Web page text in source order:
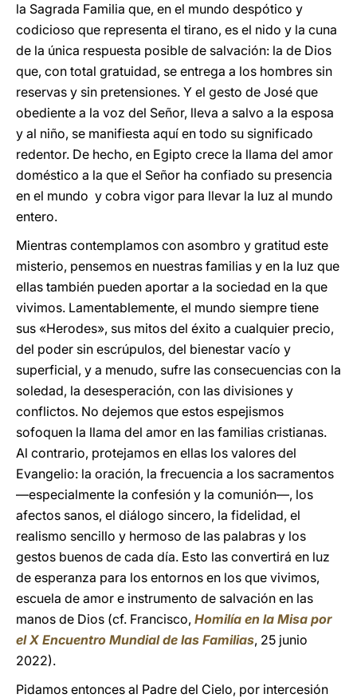
la Sagrada Familia que, en el mundo despótico y
codicioso que representa el tirano, es el nido y la cuna
de la única respuesta posible de salvación: la de Dios
que, con total gratuidad, se entrega a los hombres sin
reservas y sin pretensiones. Y el gesto de José que
obediente a la voz del Señor, lleva a salvo a la esposa
y al niño, se manifiesta aquí en todo su significado
redentor. De hecho, en Egipto crece la llama del amor
doméstico a la que el Señor ha confiado su presencia
en el mundo y cobra vigor para llevar la luz al mundo
entero.
Mientras contemplamos con asombro y gratitud este
misterio, pensemos en nuestras familias y en la luz que
ellas también pueden aportar a la sociedad en la que
vivimos. Lamentablemente, el mundo siempre tiene
sus «Herodes», sus mitos del éxito a cualquier precio,
del poder sin escrúpulos, del bienestar vacío y
superficial, y a menudo, sufre las consecuencias con la
soledad, la desesperación, con las divisiones y
conflictos. No dejemos que estos espejismos
sofoquen la llama del amor en las familias cristianas.
Al contrario, protejamos en ellas los valores del
Evangelio: la oración, la frecuencia a los sacramentos
—especialmente la confesión y la comunión—, los
afectos sanos, el diálogo sincero, la fidelidad, el
realismo sencillo y hermoso de las palabras y los
gestos buenos de cada día. Esto las convertirá en luz
de esperanza para los entornos en los que vivimos,
escuela de amor e instrumento de salvación en las
manos de Dios (cf. Francisco, Homilía en la Misa por
el X Encuentro Mundial de las Familias, 25 junio
2022).
Pidamos entonces al Padre del Cielo, por intercesión